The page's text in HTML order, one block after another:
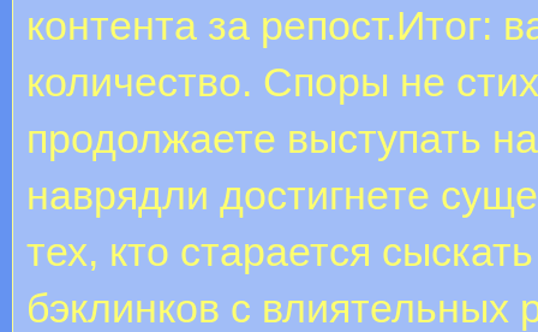
контента за репост.Итог:
количество. Споры не
продолжаете выступать
наврядли достигнете
тех, кто старается
бэклинков с влиятельных